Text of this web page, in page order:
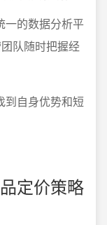
一的数据分析平
队随时把握经
到自身优势和短
定价策略